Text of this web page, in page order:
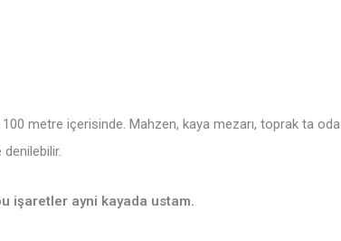
metre içerisinde. Mahzen, kaya mezarı, toprak ta oda
işaretler ayni kayada ustam.